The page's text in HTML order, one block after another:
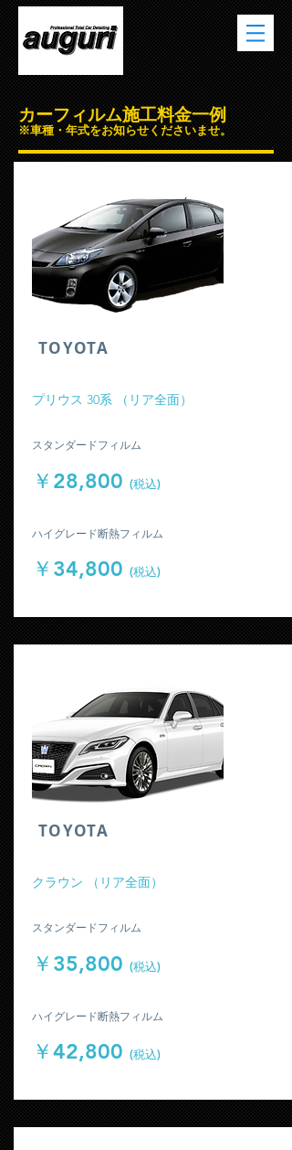
カーフィルム施工料金一例
※車種・年式をお知らせくださいませ。
​TOYOTA
​プリウス 30系 （リア全面）
​スタンダードフィルム
￥28,800 (税込)
​ハイグレード断熱フィルム
￥34,800 (税込)
​TOYOTA
​クラウン （リア全面）
​スタンダードフィルム
￥35,800 (税込)
​ハイグレード断熱フィルム
￥42,800 (税込)